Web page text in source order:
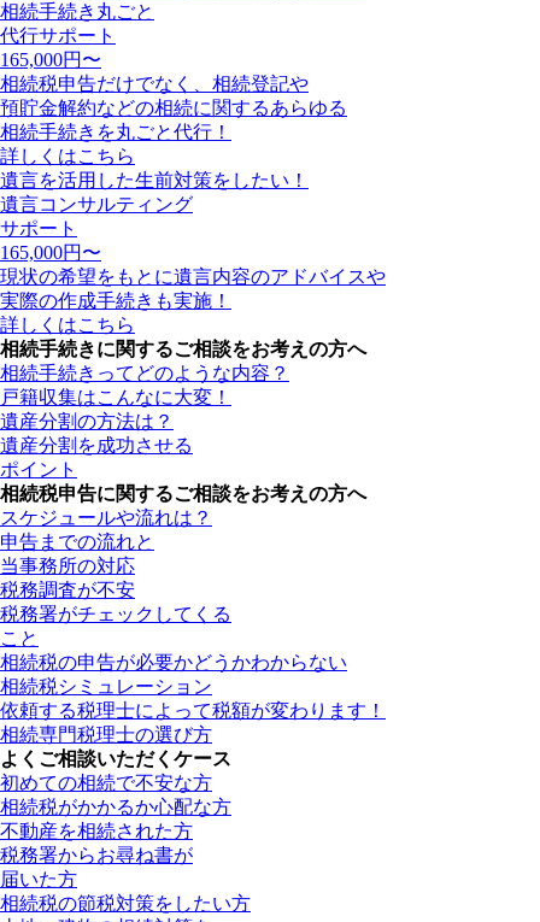
相続手続き丸ごと
代行サポート
165,000円〜
相続税申告だけでなく、相続登記や
預貯金解約などの相続に関するあらゆる
相続手続きを丸ごと代行！
詳しくはこちら
遺言を活用した生前対策をしたい！
遺言コンサルティング
サポート
165,000円〜
現状の希望をもとに遺言内容のアドバイスや
実際の作成手続きも実施！
詳しくはこちら
相続手続きに関するご相談をお考えの方へ
相続手続きってどのような内容？
戸籍収集はこんなに大変！
遺産分割の方法は？
遺産分割を成功させる
ポイント
相続税申告に関するご相談をお考えの方へ
スケジュールや流れは？
申告までの流れと
当事務所の対応
税務調査が不安
税務署がチェックしてくる
こと
相続税の申告が必要かどうかわからない
相続税シミュレーション
依頼する税理士によって税額が変わります！
相続専門税理士の選び方
よくご相談いただくケース
初めての相続で不安な方
相続税がかかるか心配な方
不動産を相続された方
税務署からお尋ね書が
届いた方
相続税の節税対策をしたい方